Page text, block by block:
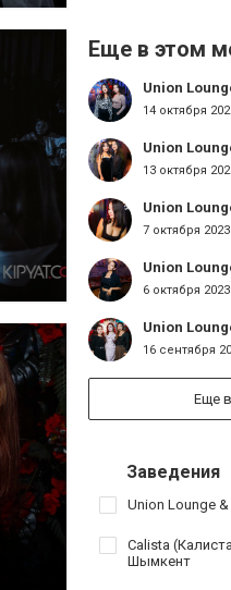
Еще в этом
Union
14 октября
Union
13 октября
Union
7 октября 2023
Union
6 октября 2023
Union
16 сентября
Еще
Заведения
Union Lounge
Calista
Шымкент